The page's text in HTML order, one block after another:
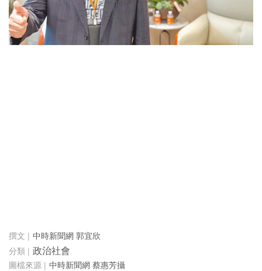
中時新聞網 郭宜欣
政治社會
中時新聞網 蔡惠芳攝